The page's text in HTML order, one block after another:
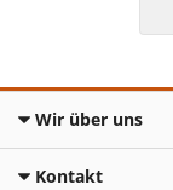
Wir über uns
Kontakt